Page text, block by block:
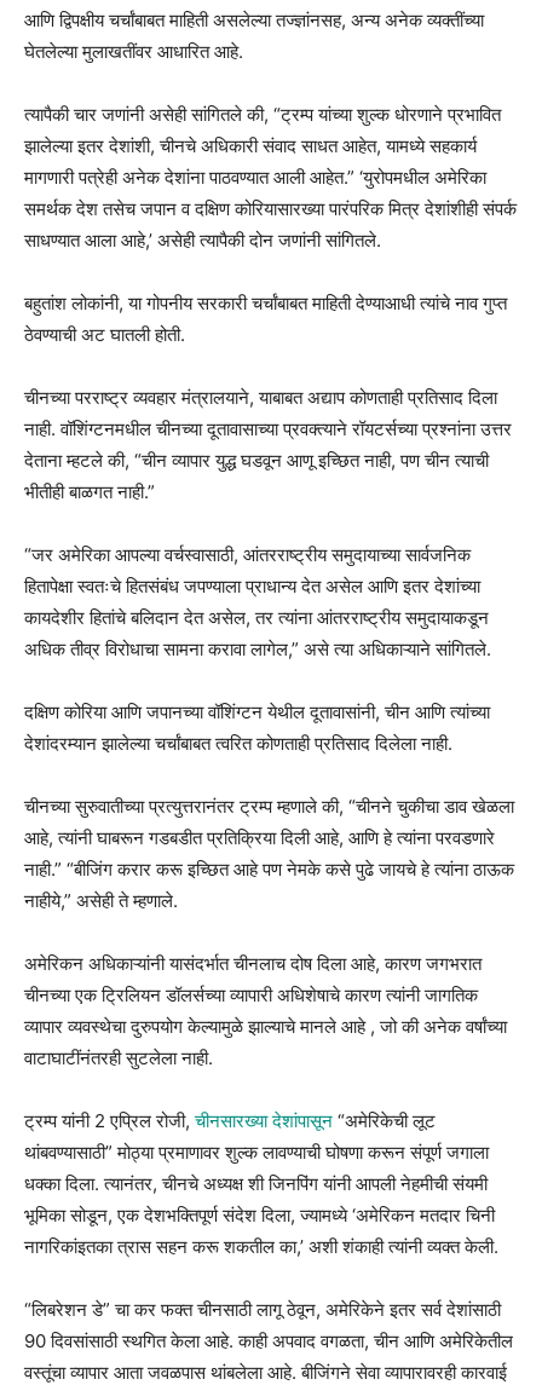
आणि द्विपक्षीय चर्चांबाबत माहिती असलेल्या तज्ज्ञांनसह, अन्य अनेक व्यक्तींच्या
घेतलेल्या मुलाखतींवर आधारित आहे.
त्यापैकी चार जणांनी असेही सांगितले की, “ट्रम्प यांच्या शुल्क धोरणाने प्रभावित
झालेल्या इतर देशांशी, चीनचे अधिकारी संवाद साधत आहेत, यामध्ये सहकार्य
मागणारी पत्रेही अनेक देशांना पाठवण्यात आली आहेत.” ‘युरोपमधील अमेरिका
समर्थक देश तसेच जपान व दक्षिण कोरियासारख्या पारंपरिक मित्र देशांशीही संपर्क
साधण्यात आला आहे,’ असेही त्यापैकी दोन जणांनी सांगितले.
बहुतांश लोकांनी, या गोपनीय सरकारी चर्चांबाबत माहिती देण्याआधी त्यांचे नाव गुप्त
ठेवण्याची अट घातली होती.
चीनच्या परराष्ट्र व्यवहार मंत्रालयाने, याबाबत अद्याप कोणताही प्रतिसाद दिला
नाही. वॉशिंग्टनमधील चीनच्या दूतावासाच्या प्रवक्त्याने रॉयटर्सच्या प्रश्नांना उत्तर
देताना म्हटले की, “चीन व्यापार युद्ध घडवून आणू इच्छित नाही, पण चीन त्याची
भीतीही बाळगत नाही.”
“जर अमेरिका आपल्या वर्चस्वासाठी, आंतरराष्ट्रीय समुदायाच्या सार्वजनिक
हितापेक्षा स्वतःचे हितसंबंध जपण्याला प्राधान्य देत असेल आणि इतर देशांच्या
कायदेशीर हितांचे बलिदान देत असेल, तर त्यांना आंतरराष्ट्रीय समुदायाकडून
अधिक तीव्र विरोधाचा सामना करावा लागेल,” असे त्या अधिकाऱ्याने सांगितले.
दक्षिण कोरिया आणि जपानच्या वॉशिंग्टन येथील दूतावासांनी, चीन आणि त्यांच्या
देशांदरम्यान झालेल्या चर्चांबाबत त्वरित कोणताही प्रतिसाद दिलेला नाही.
चीनच्या सुरुवातीच्या प्रत्युत्तरानंतर ट्रम्प म्हणाले की, “चीनने चुकीचा डाव खेळला
आहे, त्यांनी घाबरून गडबडीत प्रतिक्रिया दिली आहे, आणि हे त्यांना परवडणारे
नाही.” “बीजिंग करार करू इच्छित आहे पण नेमके कसे पुढे जायचे हे त्यांना ठाऊक
नाहीये,” असेही ते म्हणाले.
अमेरिकन अधिकाऱ्यांनी यासंदर्भात चीनलाच दोष दिला आहे, कारण जगभरात
चीनच्या एक ट्रिलियन डॉलर्सच्या व्यापारी अधिशेषाचे कारण त्यांनी जागतिक
व्यापार व्यवस्थेचा दुरुपयोग केल्यामुळे झाल्याचे मानले आहे , जो की अनेक वर्षांच्या
वाटाघाटींनंतरही सुटलेला नाही.
ट्रम्प यांनी 2 एप्रिल रोजी,चीनसारख्या देशांपासून “अमेरिकेची लूट
थांबवण्यासाठी” मोठ्या प्रमाणावर शुल्क लावण्याची घोषणा करून संपूर्ण जगाला
धक्का दिला. त्यानंतर, चीनचे अध्यक्ष शी जिनपिंग यांनी आपली नेहमीची संयमी
भूमिका सोडून, एक देशभक्तिपूर्ण संदेश दिला, ज्यामध्ये ‘अमेरिकन मतदार चिनी
नागरिकांइतका त्रास सहन करू शकतील का,’ अशी शंकाही त्यांनी व्यक्त केली.
“लिबरेशन डे” चा कर फक्त चीनसाठी लागू ठेवून, अमेरिकेने इतर सर्व देशांसाठी
90 दिवसांसाठी स्थगित केला आहे. काही अपवाद वगळता, चीन आणि अमेरिकेतील
वस्तूंचा व्यापार आता जवळपास थांबलेला आहे. बीजिंगने सेवा व्यापारावरही कारवाई